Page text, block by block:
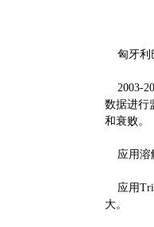
匈牙利
2003-
数据进行
和衰败。
应用溶
应用
大。